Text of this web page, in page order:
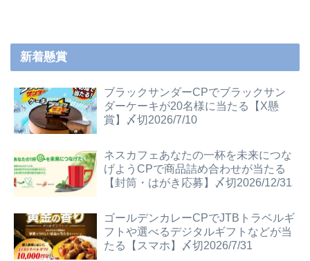
新着懸賞
ブラックサンダーCPでブラックサン
ダーケーキが20名様に当たる【X懸
賞】〆切2026/7/10
ネスカフェあなたの一杯を未来につな
げようCPで商品詰め合わせが当たる
【封筒・はがき応募】〆切2026/12/31
ゴールデンカレーCPでJTBトラベルギ
フトや選べるデジタルギフトなどが当
たる【スマホ】〆切2026/7/31